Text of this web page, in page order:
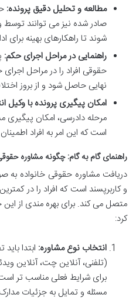
مطالعه و تحلیل دقیق پرونده:
صادر شده نیز می توانند
شوند تا راهکارهای بهینه برای
راهنمایی در مراحل اجرای حکم:
حقوقی افراد را در مراحل
نهایی حاصل شود و از بروز
امکان پیگیری پرونده با وکیل
مرحله دادرسی، امکان پیگیری
است که این امر به افراد
راهنمای گام به گام: چگونه مشاوره
دریافت مشاوره حقوقی خانواده به
و کاربرپسند است که افراد را در
متصل می کند. برای بهره مندی از این
کرد:
انتخاب نوع مشاوره: ابتدا
(تلفنی، آنلاین چت، آنلاین
برای شرایط فعلی مناسب تر
مسئله و تمایل به جزئیات